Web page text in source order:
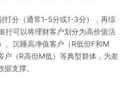
打分（通常1-5分或1-3分），再综
行可以将理财客户划分为高价值活
、沉睡高净值客户（R低但F和M
户（R高但M低）等典型群体，为差
支撑。